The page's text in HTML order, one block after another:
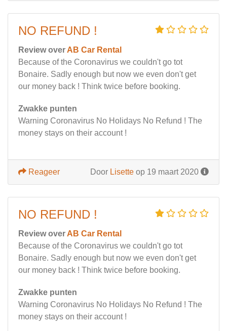
NO REFUND !
Review over AB Car Rental
Because of the Coronavirus we couldn't go tot
Bonaire. Sadly enough but now we even don't get
our money back ! Think twice before booking.
Zwakke punten
Warning Coronavirus No Holidays No Refund ! The
money stays on their account !
Door Lisette op 19 maart 2020
Reageer
NO REFUND !
Review over AB Car Rental
Because of the Coronavirus we couldn't go tot
Bonaire. Sadly enough but now we even don't get
our money back ! Think twice before booking.
Zwakke punten
Warning Coronavirus No Holidays No Refund ! The
money stays on their account !